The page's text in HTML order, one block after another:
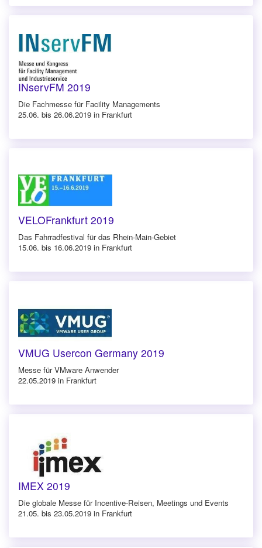
INservFM 2019
Die Fachmesse für Facility Managements
25.06. bis 26.06.2019 in Frankfurt
VELOFrankfurt 2019
Das Fahrradfestival für das Rhein-Main-Gebiet
15.06. bis 16.06.2019 in Frankfurt
VMUG Usercon Germany 2019
Messe für VMware Anwender
22.05.2019 in Frankfurt
IMEX 2019
Die globale Messe für Incentive-Reisen, Meetings und Events
21.05. bis 23.05.2019 in Frankfurt